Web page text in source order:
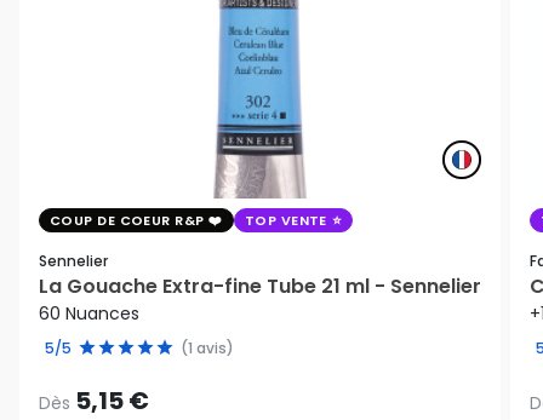
COUP DE COEUR R&P TOP VENTE
Sennelier
La Gouache Extra-fine Tube 21 ml - Sennelier
60 Nuances
5/5 (1 avis)
Dès 5,15 €